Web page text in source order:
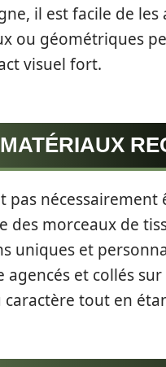
il est facile de
ou géométriques
visuel fort.
pas
des morceaux de
uniques et
agencés et collés
tout en